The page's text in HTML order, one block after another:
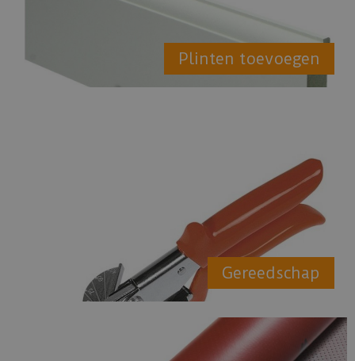
Plinten toevoegen
Gereedschap